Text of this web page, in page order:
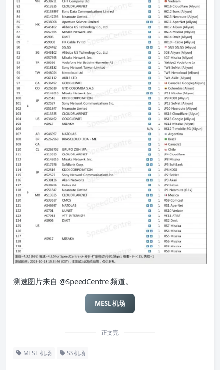
测速图片来自 @SpeedCentre 频道。
MESL 机场
正文完
MESL 机场 SS机场